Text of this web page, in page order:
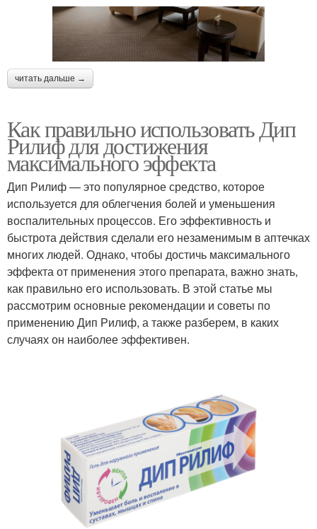
читать дальше →
Как правильно использовать Дип
Рилиф для достижения
максимального эффекта
Дип Рилиф — это популярное средство, которое
используется для облегчения болей и уменьшения
воспалительных процессов. Его эффективность и
быстрота действия сделали его незаменимым в аптечках
многих людей. Однако, чтобы достичь максимального
эффекта от применения этого препарата, важно знать,
как правильно его использовать. В этой статье мы
рассмотрим основные рекомендации и советы по
применению Дип Рилиф, а также разберем, в каких
случаях он наиболее эффективен.